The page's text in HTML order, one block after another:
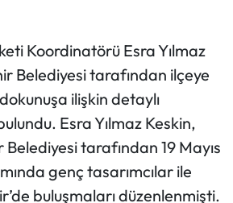
Koordinatörü Esra Yılmaz
Belediyesi tarafından ilçeye
ilişkin detaylı
Esra Yılmaz Keskin,
Belediyesi tarafından 19 Mayıs
genç tasarımcılar ile
buluşmaları düzenlenmişti.